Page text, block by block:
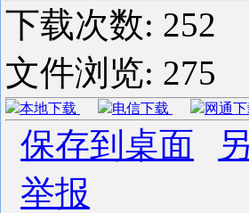
下载次数: 252
文件浏览: 275
本地下载 电信下载 网通
保存到桌面
举报